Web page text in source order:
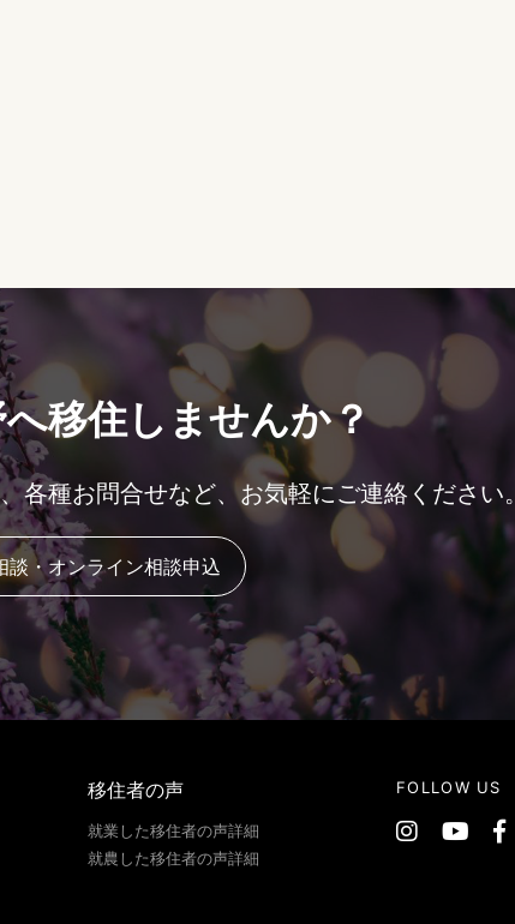
移住しませんか？
各種お問合せなど、お気軽にご連絡ください。
談・オンライン相談申込
移住者の声
就業した移住者の声詳細
就農した移住者の声詳細
FOLLOW US